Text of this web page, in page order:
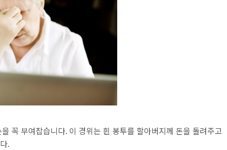
꼭 부여잡습니다. 이 경위는 흰 봉투를 할아버지께 돈을 돌려주고
.